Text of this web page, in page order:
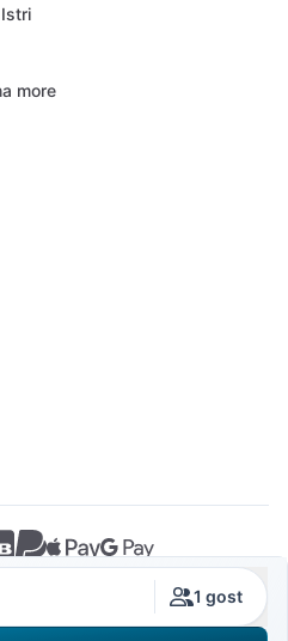
1 gost
more
© 2026 Crovillas GmbH